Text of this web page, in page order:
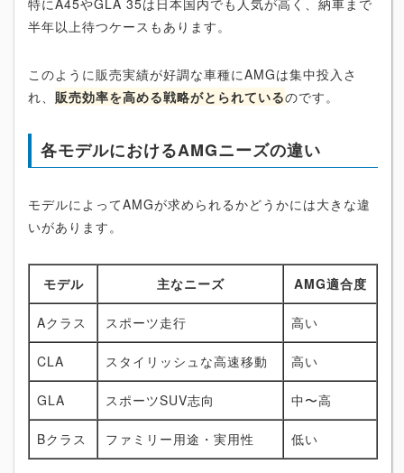
特にA45やGLA 35は日本国内でも人気が高く、納車まで
半年以上待つケースもあります。
このように販売実績が好調な車種にAMGは集中投入さ
れ、 販売効率を高める戦略がとられているのです。
各モデルにおけるAMGニーズの違い
モデルによってAMGが求められるかどうかには大きな違
いがあります。
モデル 主なニーズ AMG適合度
Aクラス スポーツ走行 高い
CLA スタイリッシュな高速移動 高い
GLA スポーツSUV志向 中〜高
Bクラス ファミリー用途・実用性 低い